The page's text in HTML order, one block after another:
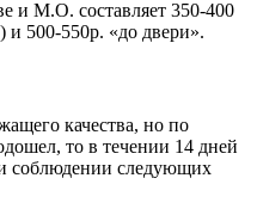
и М.О. составляет 350-400
и 500-550р. «до двери».
качества, но по
то в течении 14 дней
соблюдении следующих